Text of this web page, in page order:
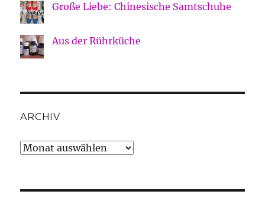
Große Liebe: Chinesische Samtschuhe
Aus der Rührküche
ARCHIV
Archiv